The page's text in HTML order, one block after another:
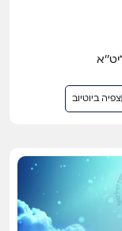
צפיה ביוטיוב